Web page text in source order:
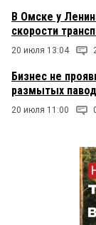
В Омске у
скорости
20 июля 13:04
Бизнес не
размытых
20 июля 11:00